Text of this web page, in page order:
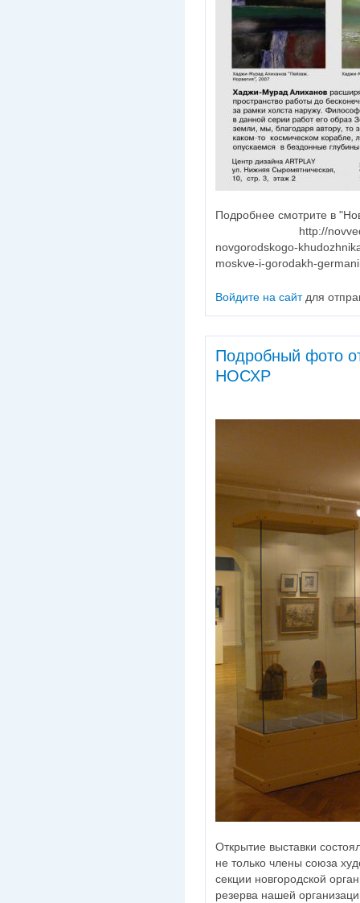
Подробнее
http://novved.ru/
novgorodskogo-
moskve-i-gorodakh-
Войдите на сайтдля
Подробный фото
НОСХР
Открытие выставки
не только члены союза
секции новгородской
резерва нашей